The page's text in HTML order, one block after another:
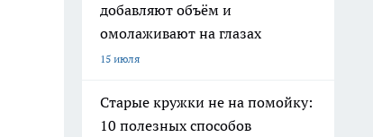
добавляют объём и
омолаживают на глазах
15 июля
Старые кружки не на помойку:
10 полезных способов